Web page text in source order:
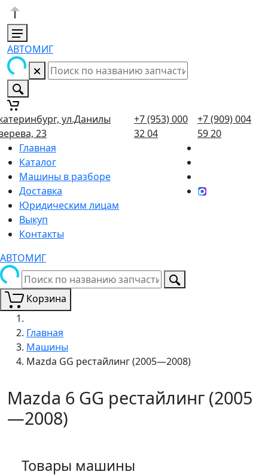
АВТОМИГ
ул.Данилы
23
+7 (953) 000
32 04
+7 (909) 004
59 20
Главная
Каталог
Машины в разборе
Доставка
Юридическим лицам
Выкуп
Контакты
АВТОМИГ
Корзина
Главная
Машины
Mazda GG рестайлинг (2005—2008)
Mazda 6 GG рестайлинг (2005
—2008)
Товары машины